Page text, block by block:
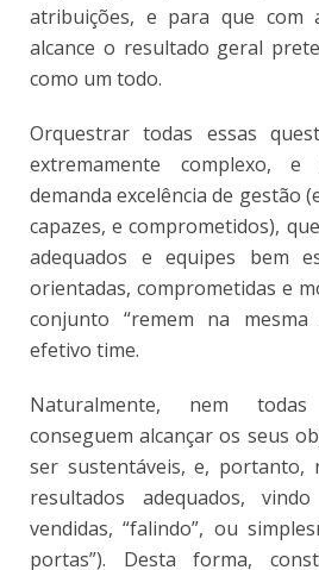
atribuições, e para que com
alcance o resultado geral
como um todo.
Orquestrar todas essas
extremamente complexo,
demanda excelência de gestão
capazes, e comprometidos),
adequados e equipes bem
orientadas, comprometidas e
conjunto “remem na mesma
efetivo time.
Naturalmente, nem
conseguem alcançar os seus
ser sustentáveis, e, portanto,
resultados adequados,
vendidas, “falindo”, ou
portas”). Desta forma,